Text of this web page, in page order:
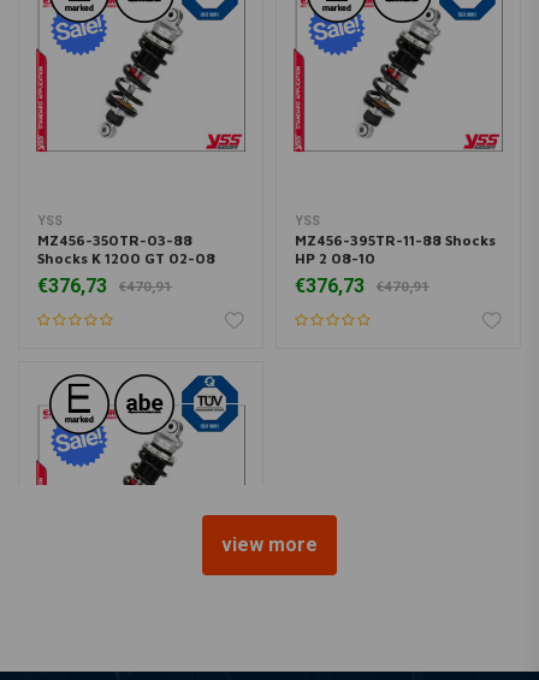
YSS
MZ456-350TR-03-88
Shocks K 1200 GT 02-08
€376,73 €470,91
YSS
MZ456-395TR-11-88 Shocks
HP 2 08-10
€376,73 €470,91
Shocks G 650 X Country 07-
view more